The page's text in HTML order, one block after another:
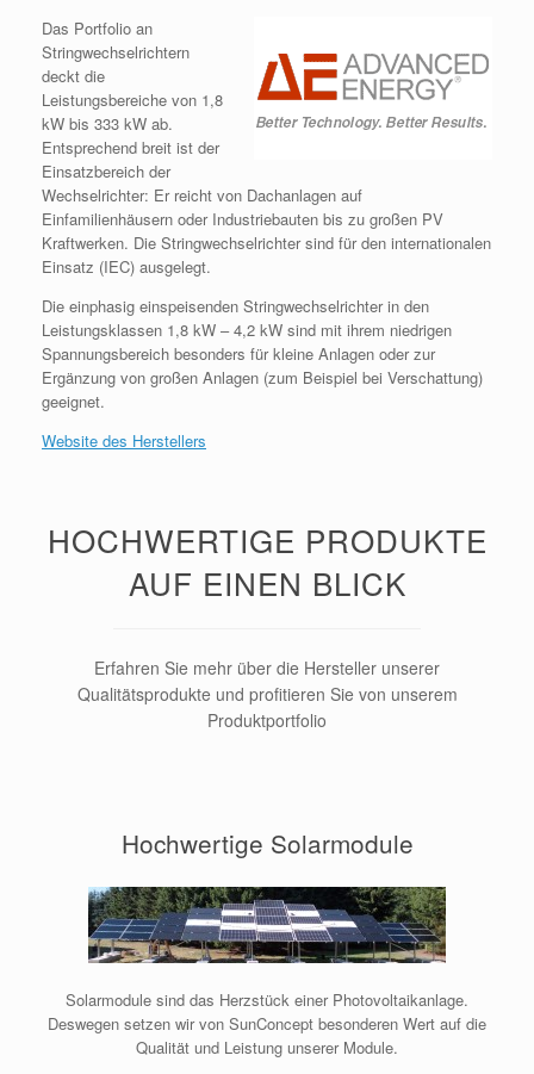
Das Portfolio an
Stringwechselrichtern
deckt die
Leistungsbereiche von 1,8
kW bis 333 kW ab.
Entsprechend breit ist der
Einsatzbereich der
Wechselrichter: Er reicht von Dachanlagen auf
Einfamilienhäusern oder Industriebauten bis zu großen PV
Kraftwerken. Die Stringwechselrichter sind für den internationalen
Einsatz (IEC) ausgelegt.
Die einphasig einspeisenden Stringwechselrichter in den
Leistungsklassen 1,8 kW – 4,2 kW sind mit ihrem niedrigen
Spannungsbereich besonders für kleine Anlagen oder zur
Ergänzung von großen Anlagen (zum Beispiel bei Verschattung)
geeignet.
Website des Herstellers
HOCHWERTIGE PRODUKTE
AUF EINEN BLICK
Erfahren Sie mehr über die Hersteller unserer
Qualitätsprodukte und profitieren Sie von unserem
Produktportfolio
Hochwertige Solarmodule
Solarmodule sind das Herzstück einer Photovoltaikanlage.
Deswegen setzen wir von SunConcept besonderen Wert auf die
Qualität und Leistung unserer Module.